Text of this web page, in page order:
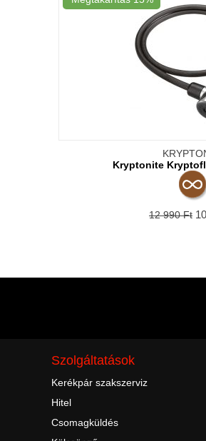
Kryptonite
12 990 Ft
Szolgáltatások
Kerékpár szakszerviz
Hitel
Csomagküldés